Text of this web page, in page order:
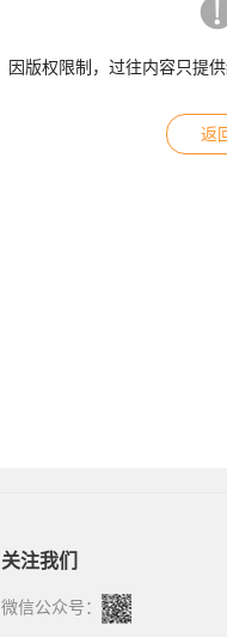
因版权限制，过往内容只提
返
关注我们
微信公众号：